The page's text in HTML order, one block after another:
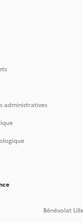
administratives
Bénévolat